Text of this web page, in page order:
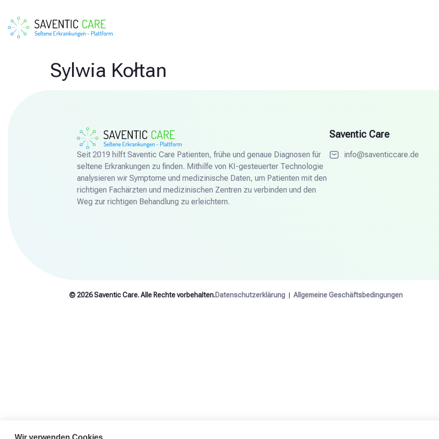
Sylwia Kołtan
Seit 2019 hilft Saventic Care Patienten, frühe und genaue Diagnosen für
seltene Erkrankungen zu finden. Mithilfe von KI-gesteuerter Technologie
analysieren wir Symptome und medizinische Daten, um Patienten mit den
richtigen Fachärzten und medizinischen Zentren zu verbinden und den
Weg zur richtigen Behandlung zu erleichtern.
Saventic Care
info@saventiccare.de
© 2026 Saventic Care. Alle Rechte vorbehalten.Datenschutzerklärung Allgemeine Geschäftsbedingungen
Wir verwenden Cookies